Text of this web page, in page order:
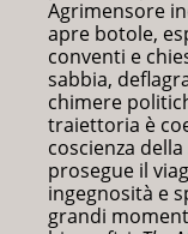
Agrimensore
apre botole,
conventi e
sabbia,
chimere
traiettoria è
coscienza
prosegue il
ingegnosità e
grandi